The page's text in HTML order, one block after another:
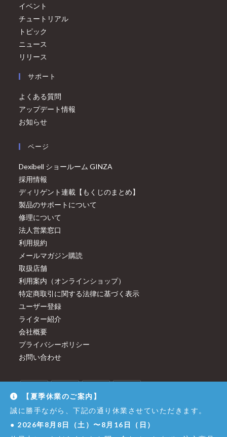
イベント
チュートリアル
トピック
ニュース
リリース
サポート
よくある質問
アップデート情報
お知らせ
ページ
Dexibell ショールーム GINZA
採用情報
ディリゲント連載【もくじのまとめ】
製品のサポートについて
修理について
法人営業窓口
利用規約
メールマガジン購読
取扱店舗
利用案内（オンラインショップ）
特定商取引に関する法律に基づく表示
ユーザー登録
ライター紹介
会社概要
プライバシーポリシー
お問い合わせ
【夏季休業のご案内】
誠に勝手ながら、下記の通り休業させていただきます。
● 2026年8月8日（土）〜8月16日（日）